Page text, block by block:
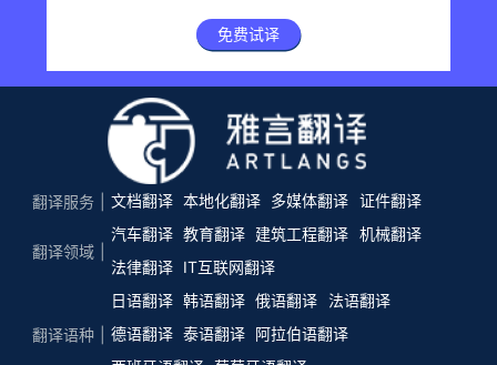
免费试译
翻译服务 文档翻译 本地化翻译 多媒体翻译 证件翻译
翻译领域
汽车翻译 教育翻译 建筑工程翻译 机械翻译
法律翻译
IT互联网翻译
翻译语种
日语翻译 韩语翻译 俄语翻译
法语翻译
德语翻译 泰语翻译 阿拉伯语翻译